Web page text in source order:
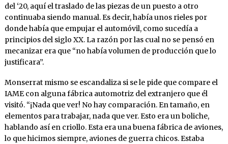
del ‘20, aquí el traslado de las piezas de un puesto a otro
continuaba siendo manual. Es decir, había unos rieles por
donde había que empujar el automóvil, como sucedía a
principios del siglo XX. La razón por las cual no se pensó en
mecanizar era que “no había volumen de producción que lo
justificara”.
Monserrat mismo se escandaliza si se le pide que compare el
IAME con alguna fábrica automotriz del extranjero que él
visitó. “¡Nada que ver! No hay comparación. En tamaño, en
elementos para trabajar, nada que ver. Esto era un boliche,
hablando así en criollo. Esta era una buena fábrica de aviones,
lo que hicimos siempre, aviones de guerra chicos. Estaba